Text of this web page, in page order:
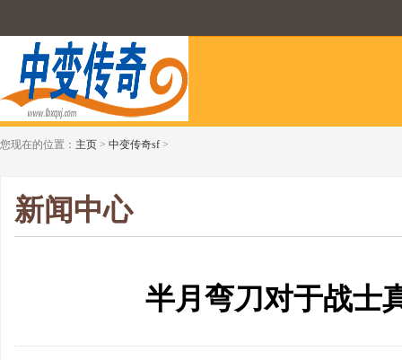
您现在的位置： 主页 > 中变传奇sf >
新闻中心
半月弯刀对于战士